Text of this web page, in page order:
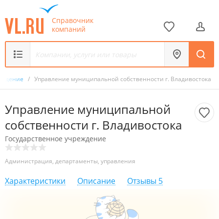
Справочник
компаний
/ Управление муниципальной собственности г. Владивостока
Управление муниципальной
собственности г. Владивостока
Государственное учреждение
Администрация, департаменты, управления
Характеристики Описание Отзывы 5